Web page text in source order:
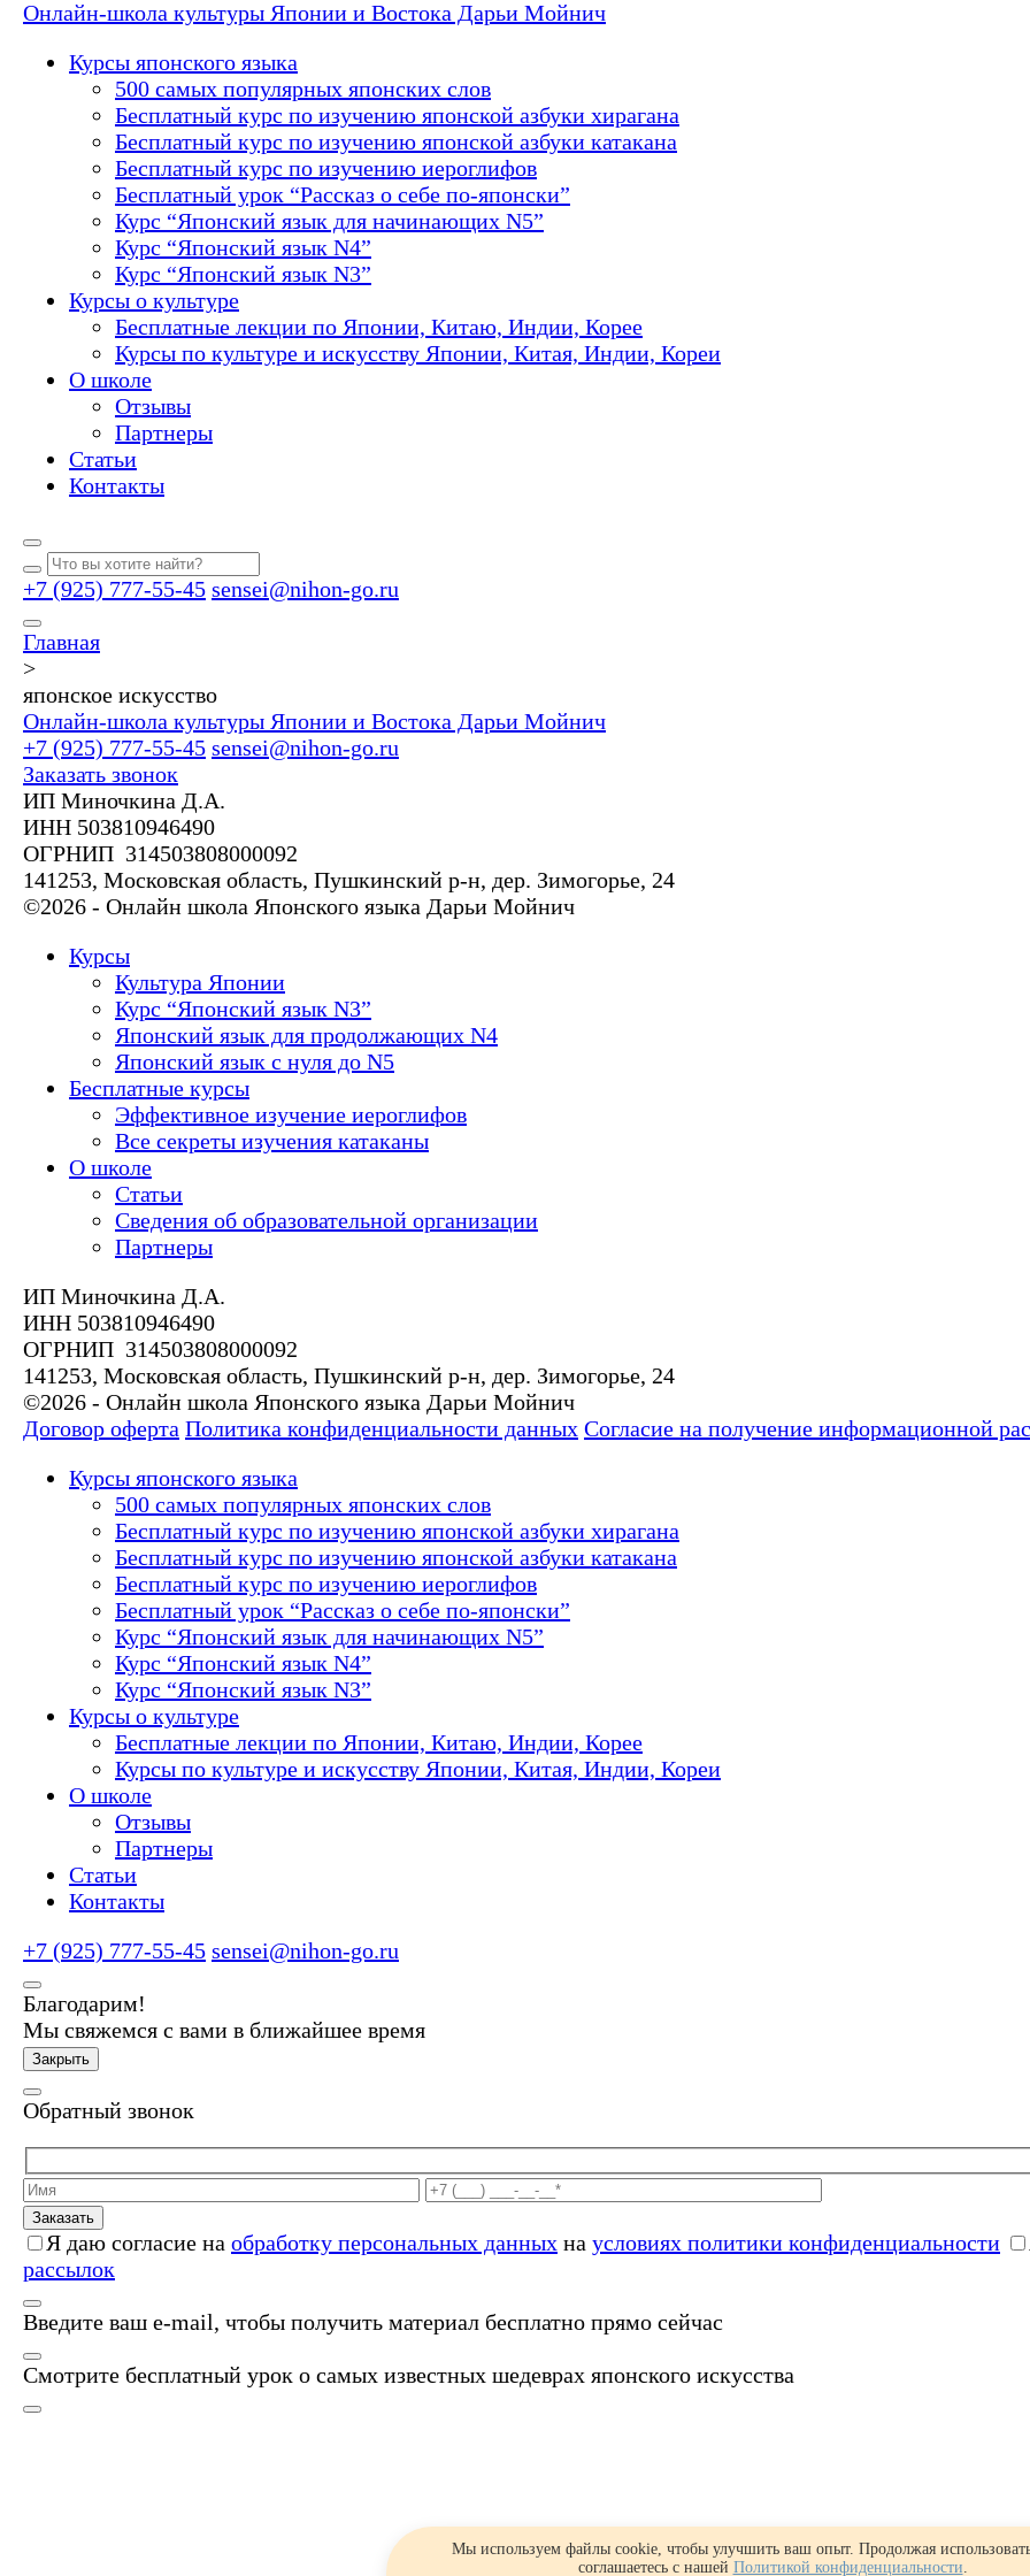
Онлайн-школа культуры Японии и Востока Дарьи Мойнич
Курсы японского языка
500 самых популярных японских слов
Бесплатный курс по изучению японской азбуки хирагана
Бесплатный курс по изучению японской азбуки катакана
Бесплатный курс по изучению иероглифов
Бесплатный урок “Рассказ о себе по-японски”
Курс “Японский язык для начинающих N5”
Курс “Японский язык N4”
Курс “Японский язык N3”
Курсы о культуре
Бесплатные лекции по Японии, Китаю, Индии, Корее
Курсы по культуре и искусству Японии, Китая, Индии, Кореи
О школе
Отзывы
Партнеры
Статьи
Контакты
+7 (925) 777-55-45 sensei@nihon-go.ru
Главная
>
японское искусство
Онлайн-школа культуры Японии и Востока Дарьи Мойнич
+7 (925) 777-55-45 sensei@nihon-go.ru
Заказать звонок
ИП Миночкина Д.А.
ИНН 503810946490
ОГРНИП 314503808000092
141253, Московская область, Пушкинский р-н, дер. Зимогорье, 24
©2026 - Онлайн школа Японского языка Дарьи Мойнич
Курсы
Культура Японии
Курс “Японский язык N3”
Японский язык для продолжающих N4
Японский язык с нуля до N5
Бесплатные курсы
Эффективное изучение иероглифов
Все секреты изучения катаканы
О школе
Статьи
Сведения об образовательной организации
Партнеры
ИП Миночкина Д.А.
ИНН 503810946490
ОГРНИП 314503808000092
141253, Московская область, Пушкинский р-н, дер. Зимогорье, 24
©2026 - Онлайн школа Японского языка Дарьи Мойнич
Договор оферта Политика конфиденциальности данных Согласие на получение информационной
Курсы японского языка
500 самых популярных японских слов
Бесплатный курс по изучению японской азбуки хирагана
Бесплатный курс по изучению японской азбуки катакана
Бесплатный курс по изучению иероглифов
Бесплатный урок “Рассказ о себе по-японски”
Курс “Японский язык для начинающих N5”
Курс “Японский язык N4”
Курс “Японский язык N3”
Курсы о культуре
Бесплатные лекции по Японии, Китаю, Индии, Корее
Курсы по культуре и искусству Японии, Китая, Индии, Кореи
О школе
Отзывы
Партнеры
Статьи
Контакты
+7 (925) 777-55-45 sensei@nihon-go.ru
Благодарим!
Мы свяжемся с вами в ближайшее время
Закрыть
Обратный звонок
Заказать
Я даю согласие на обработку персональных данных на условиях политики конфиденциальности
рассылок
Введите ваш e-mail, чтобы получить материал бесплатно прямо сейчас
Смотрите бесплатный урок о самых известных шедеврах японского искусства
Мы используем файлы cookie, чтобы улучшить ваш опыт. Продолжая
соглашаетесь с нашей Политикой конфиденциальности.